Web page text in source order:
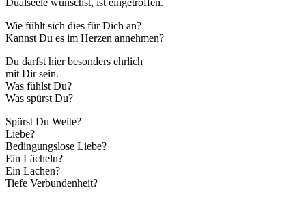
Wie fühlt sich dies für Dich an?
Kannst Du es im Herzen annehmen?
Du darfst hier besonders ehrlich
mit Dir sein.
Was fühlst Du?
Was spürst Du?
Spürst Du Weite?
Liebe?
Bedingungslose Liebe?
Ein Lächeln?
Ein Lachen?
Tiefe Verbundenheit?